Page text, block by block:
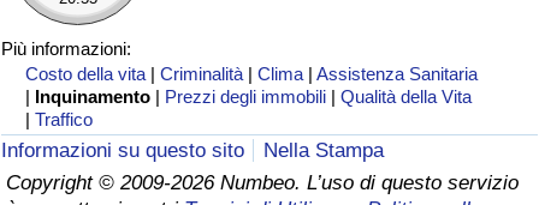
Più informazioni:
Costo della vita |Criminalità |Clima |Assistenza Sanitaria
| Inquinamento | Prezzi degli immobili |Qualità della Vita
|Traffico
Informazioni su questo sito
Nella Stampa
Copyright © 2009-2026 Numbeo. L’uso di questo servizio